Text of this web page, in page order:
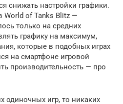
снижать настройки графики.
World of Tanks Blitz —
только на средних
графику на максимум,
которые в подобных играх
на смартфоне игровой
производительность — про
одиночных игр, то никаких